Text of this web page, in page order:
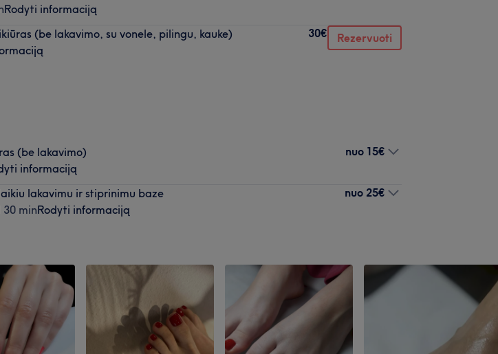
Rodyti informaciją
(be lakavimo, su vonele, pilingu, kauke)
30€ Rezervuoti
(be lakavimo)
informaciją
nuo 15€
lakavimu ir stiprinimu baze
30 minRodyti informaciją
nuo 25€